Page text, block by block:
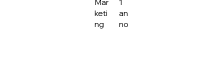
keti
ng
an
no